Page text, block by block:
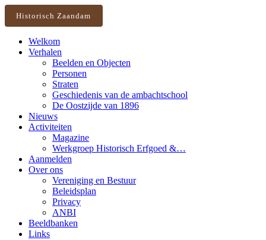
Historisch Zaandam
Welkom
Verhalen
Beelden en Objecten
Personen
Straten
Geschiedenis van de ambachtschool
De Oostzijde van 1896
Nieuws
Activiteiten
Magazine
Werkgroep Historisch Erfgoed &…
Aanmelden
Over ons
Vereniging en Bestuur
Beleidsplan
Privacy
ANBI
Beeldbanken
Links